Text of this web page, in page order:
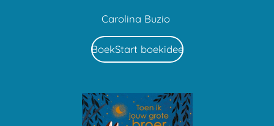
Carolina Buzio
BoekStart boekidee